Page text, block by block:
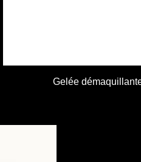
Gelée